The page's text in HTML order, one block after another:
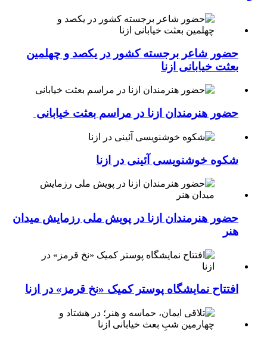
حضور شاعر برجسته کشور در یکصد و چهلمین
بعثت خیابانی ازنا
حضور هنرمندان ازنا در مراسم بعثت خیابانی
شکوه خوشنویسی آئینی در ازنا
حضور هنرمندان ازنا در پویش ملی رزمایش میدان
هنر
افتتاح نمایشگاه پوستر کمیک «نخ قرمز» در ازنا